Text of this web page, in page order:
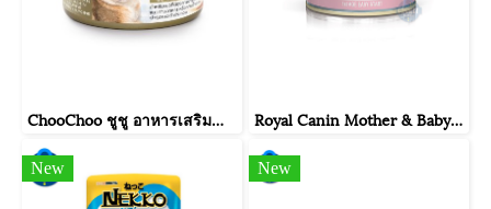
ChooChoo ชูชู อาหารเสริมบำรุงแมว ซุปปลาสกัดเข้มข้น สำหรับแมว ขนาด 80 กรัม จำนวน 1 กระป๋อง Royal Canin Mother & Babycat Mousse ขนาดกระป๋อง 195 กรัม จำนวน 1กระป๋อง
New New